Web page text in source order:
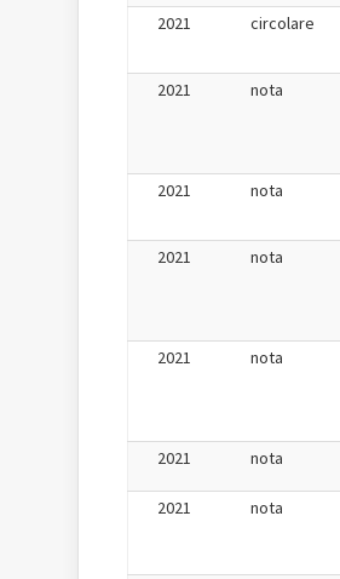
2021 circolare
2021 nota
2021 nota
2021 nota
2021 nota
2021 nota
2021 nota